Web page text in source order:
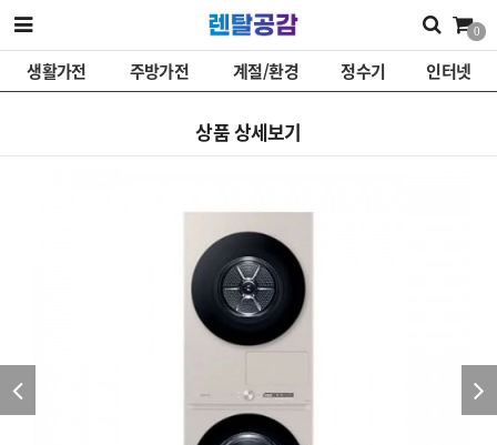
0
생활가전 주방가전 계절/환경 정수기 인터넷
상품 상세보기